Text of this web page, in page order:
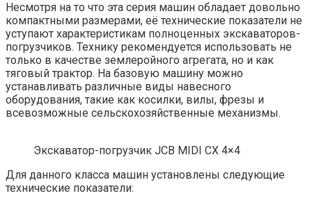
Несмотря на то что эта серия машин обладает довольно
компактными размерами, её технические показатели не
уступают характеристикам полноценных экскаваторов-
погрузчиков. Технику рекомендуется использовать не
только в качестве землеройного агрегата, но и как
тяговый трактор. На базовую машину можно
устанавливать различные виды навесного
оборудования, такие как косилки, вилы, фрезы и
всевозможные сельскохозяйственные механизмы.
Экскаватор-погрузчик JCB MIDI CX 4×4
Для данного класса машин установлены следующие
технические показатели: